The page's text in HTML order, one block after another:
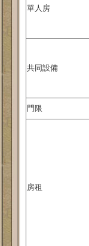
單人房
共同設備
門限
房租